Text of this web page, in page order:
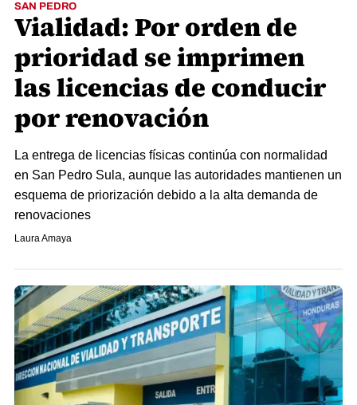
SAN PEDRO
Vialidad: Por orden de
prioridad se imprimen
las licencias de conducir
por renovación
La entrega de licencias físicas continúa con normalidad
en San Pedro Sula, aunque las autoridades mantienen un
esquema de priorización debido a la alta demanda de
renovaciones
Laura Amaya